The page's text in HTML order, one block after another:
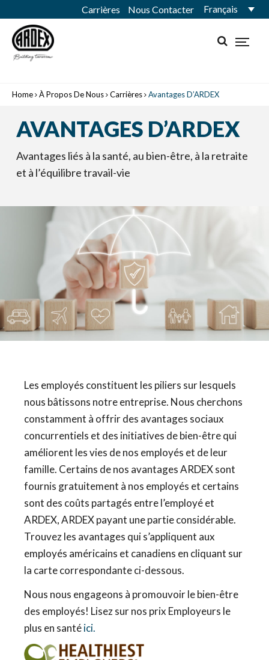
Carrières Nous Contacter Français
Home À Propos De Nous Carrières Avantages D’ARDEX
AVANTAGES D’ARDEX
Avantages liés à la santé, au bien-être, à la retraite
et à l’équilibre travail-vie
Les employés constituent les piliers sur lesquels
nous bâtissons notre entreprise. Nous cherchons
constamment à offrir des avantages sociaux
concurrentiels et des initiatives de bien-être qui
améliorent les vies de nos employés et de leur
famille. Certains de nos avantages ARDEX sont
fournis gratuitement à nos employés et certains
sont des coûts partagés entre l’employé et
ARDEX, ARDEX payant une partie considérable.
Trouvez les avantages qui s’appliquent aux
employés américains et canadiens en cliquant sur
la carte correspondante ci-dessous.
Nous nous engageons à promouvoir le bien-être
des employés! Lisez sur nos prix Employeurs le
plus en santéici.